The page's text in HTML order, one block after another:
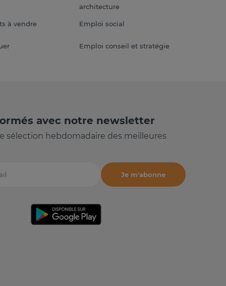
à vendre
architecture
Emploi social
Emploi conseil et stratégie
avec notre newsletter
sélection hebdomadaire des meilleures
Je m'abonne